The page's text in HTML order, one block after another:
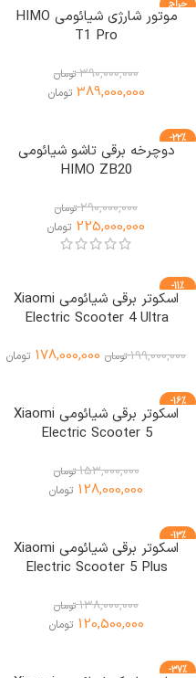
حراج
موتور شارژی شیائومی HIMO
T1 Pro
390,000,000 تومان
389,000,000 تومان
-22%
دوچرخه برقی تاشو شیائومی
HIMO ZB20
290,000,000 تومان
225,000,000 تومان
-11%
اسکوتر برقی شیائومی Xiaomi
Electric Scooter 4 Ultra
199,000,000 تومان 178,000,000 تومان
-16%
اسکوتر برقی شیائومی Xiaomi
Electric Scooter 5
153,000,000 تومان
128,000,000 تومان
-13%
اسکوتر برقی شیائومی Xiaomi
Electric Scooter 5 Plus
138,000,000 تومان
120,500,000 تومان
-37%